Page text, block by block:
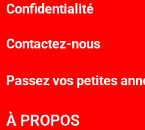
Confidentialité
Contactez-nous
Passez vos petites
À PROPOS